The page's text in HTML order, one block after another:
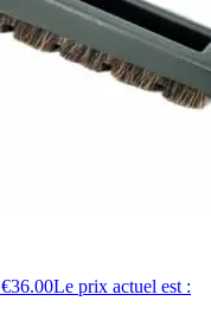
€36.00Le prix actuel est :